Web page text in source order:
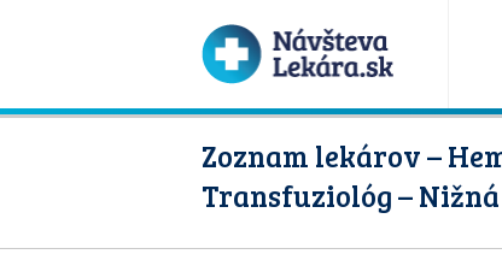
Zoznam lekárov –
Transfuziológ –